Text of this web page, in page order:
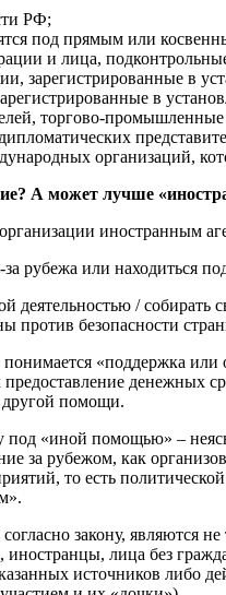
РФ;
под прямым или
и лица,
зарегистрированные в
в
торгово-
организаций,
А может лучше
иностранным
рубежа или находиться
деятельностью /
против безопасности
«поддержка
денежных
другой помощи.
под «иной помощью» –
за рубежом, как
то есть
закону, являются
лица без
источников либо